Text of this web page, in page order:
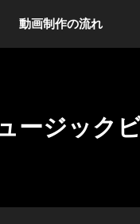
動画制作の流れ
ージック